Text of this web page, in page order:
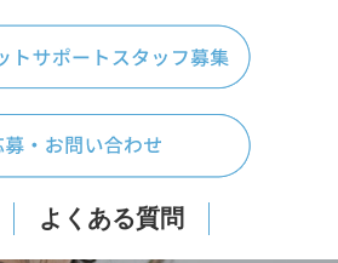
よくある質問